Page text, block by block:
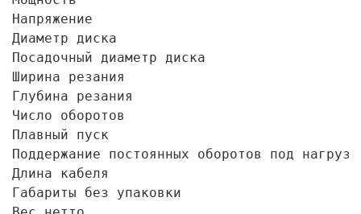
Напряжение
Диаметр диска
Посадочный диаметр диска
Ширина резания
Глубина резания
Число оборотов
Плавный пуск
Поддержание постоянных оборотов под
Длина кабеля
Габариты без упаковки